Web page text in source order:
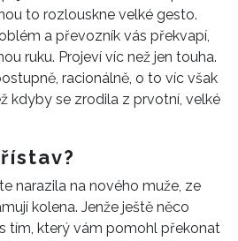
to rozlouskne velké gesto.
a převozník vás překvapí,
ruku. Projeví víc než jen touha.
racionálně, o to víc však
kdyby se zrodila z prvotní, velké
narazila na nového muže, ze
kolena. Jenže ještě něco
tím, který vám pomohl překonat